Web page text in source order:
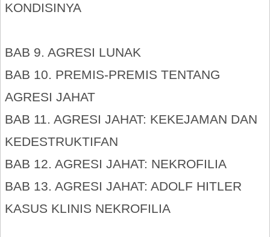
KONDISINYA
BAB 9. AGRESI LUNAK
BAB 10. PREMIS-PREMIS TENTANG
AGRESI JAHAT
BAB 11. AGRESI JAHAT: KEKEJAMAN DAN
KEDESTRUKTIFAN
BAB 12. AGRESI JAHAT: NEKROFILIA
BAB 13. AGRESI JAHAT: ADOLF HITLER
KASUS KLINIS NEKROFILIA